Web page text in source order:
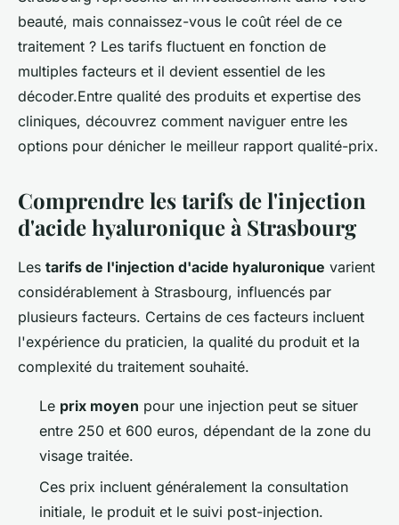
beauté, mais connaissez-vous le coût réel de ce
traitement ? Les tarifs fluctuent en fonction de
multiples facteurs et il devient essentiel de les
décoder.Entre qualité des produits et expertise des
cliniques, découvrez comment naviguer entre les
options pour dénicher le meilleur rapport qualité-prix.
Comprendre les tarifs de l'injection
d'acide hyaluronique à Strasbourg
Les tarifs de l'injection d'acide hyaluronique varient
considérablement à Strasbourg, influencés par
plusieurs facteurs. Certains de ces facteurs incluent
l'expérience du praticien, la qualité du produit et la
complexité du traitement souhaité.
Le prix moyen pour une injection peut se situer
entre 250 et 600 euros, dépendant de la zone du
visage traitée.
Ces prix incluent généralement la consultation
initiale, le produit et le suivi post-injection.